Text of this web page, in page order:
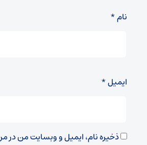
نام*
ایمیل*
ذخیره نام، ایمیل و وبسایت من در